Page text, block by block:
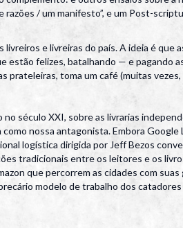
/ um manifesto”, e um Post-
e livreiras do país. A ideia é que
estão felizes, batalhando — e
toma um café (muitas
século XXI, sobre as livrarias
nossa antagonista. Embora
logística dirigida por Jeff Bezos
tradicionais entre os leitores e os
que percorrem as cidades com
modelo de trabalho dos catadores